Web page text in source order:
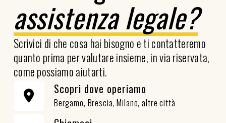
assistenza legale?
Scrivici di che cosa hai bisogno e ti contatteremo
quanto prima per valutare insieme, in via riservata,
come possiamo aiutarti.
Scopri dove operiamo
Bergamo, Brescia, Milano, altre città